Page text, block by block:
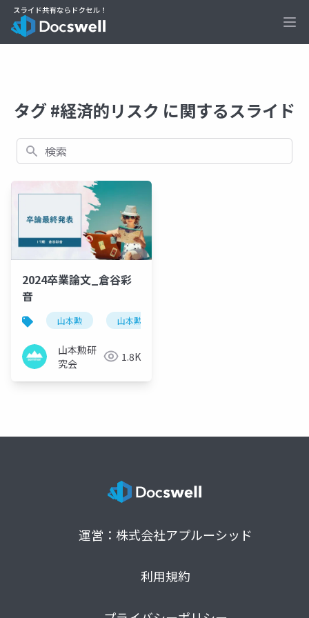
タグ #経済的リスク に関するスライド
検索
2024卒業論文_倉谷彩
音
山本勲 山本勲研究会
山本勲研
究会
1.8K
運営：株式会社アプルーシッド
利用規約